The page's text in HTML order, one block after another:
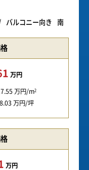
バルコニー向き 南
万円
万円/m2
万円/坪
万円